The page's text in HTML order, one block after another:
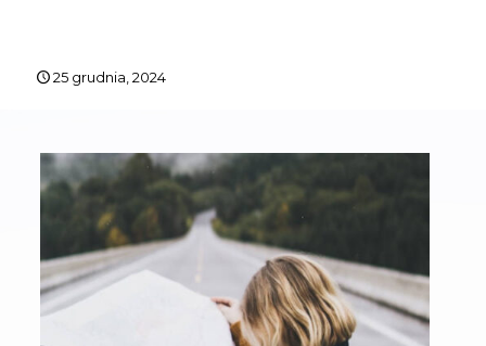
25 grudnia, 2024